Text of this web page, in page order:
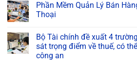
Phần Mềm Quản Lý Bán
Thoại
Bộ Tài chính đề xuất 4
sát trọng điểm về thuế, có
công an